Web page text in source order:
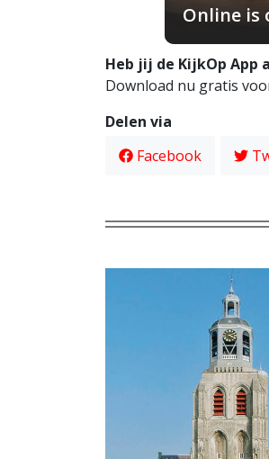
Online is
Heb jij de KijkOp App
Download nu gratis
Delen via
Facebook